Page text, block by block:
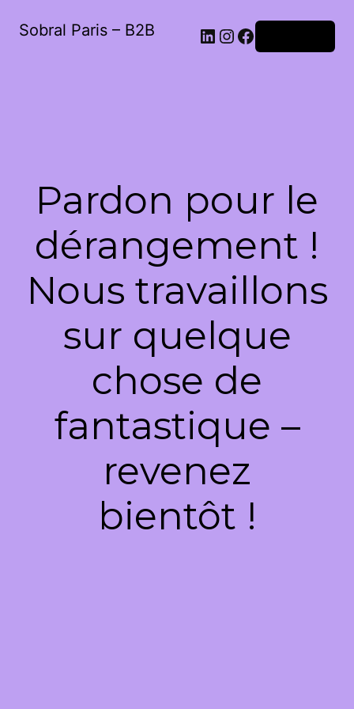
Sobral Paris – B2B LinkedIn
Instagram
Facebook
Pardon pour le
dérangement !
Nous travaillons
sur quelque
chose de
fantastique –
revenez
bientôt !